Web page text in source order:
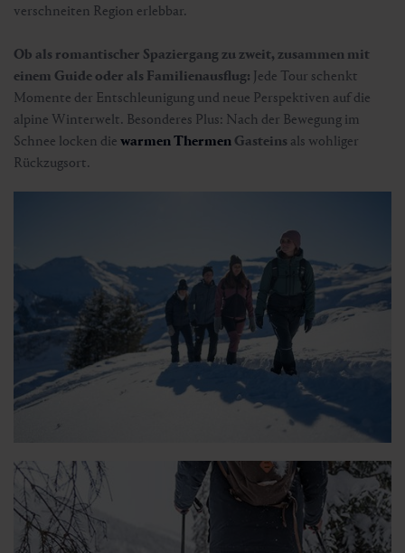
verschneiten Region erlebbar.
Ob als romantischer Spaziergang zu zweit, zusammen mit
einem Guide oder als Familienausflug: Jede Tour schenkt
Momente der Entschleunigung und neue Perspektiven auf die
alpine Winterwelt. Besonderes Plus: Nach der Bewegung im
Schnee locken die warmen Thermen Gasteins als wohliger
Rückzugsort.